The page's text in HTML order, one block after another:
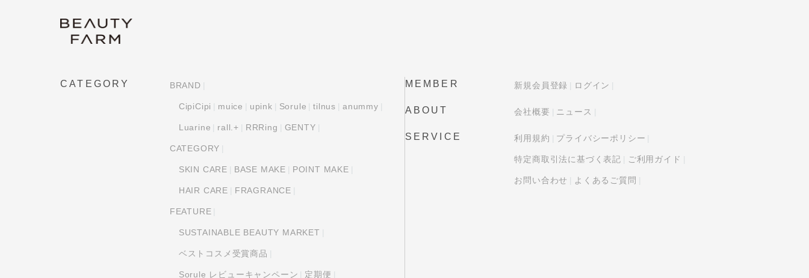
CATEGORY BRAND
CipiCipi muice upink Sorule tilnus anummy
Luarine rall.+ RRRing GENTY
CATEGORY
SKIN CARE BASE MAKE POINT MAKE
HAIR CARE FRAGRANCE
FEATURE
SUSTAINABLE BEAUTY MARKET
ベストコスメ受賞商品
Sorule レビューキャンペーン 定期便
MEMBER 新規会員登録 ログイン
ABOUT 会社概要 ニュース
SERVICE 利用規約 プライバシーポリシー
特定商取引法に基づく表記 ご利用ガイド
お問い合わせ よくあるご質問